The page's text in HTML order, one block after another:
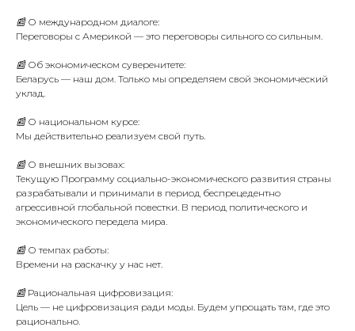
📰 О международном диалоге:
Переговоры с Америкой — это переговоры сильного со сильным.
📰 Об экономическом суверенитете:
Беларусь — наш дом. Только мы определяем свой экономический
уклад.
📰 О национальном курсе:
Мы действительно реализуем свой путь.
📰 О внешних вызовах:
Текущую Программу социально-экономического развития страны
разрабатывали и принимали в период беспрецедентно
агрессивной глобальной повестки. В период политического и
экономического передела мира.
📰 О темпах работы:
Времени на раскачку у нас нет.
📰 Рациональная цифровизация:
Цель — не цифровизация ради моды. Будем упрощать там, где это
рационально.